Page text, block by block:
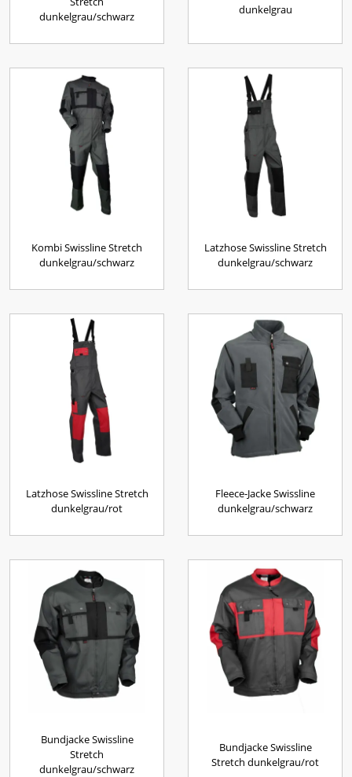
dunkelgrau/schwarz
dunkelgrau
Kombi Swissline Stretch
dunkelgrau/schwarz
Latzhose Swissline Stretch
dunkelgrau/schwarz
Latzhose Swissline Stretch
dunkelgrau/rot
Fleece-Jacke Swissline
dunkelgrau/schwarz
Bundjacke Swissline
Stretch
dunkelgrau/schwarz
Bundjacke Swissline
Stretch dunkelgrau/rot